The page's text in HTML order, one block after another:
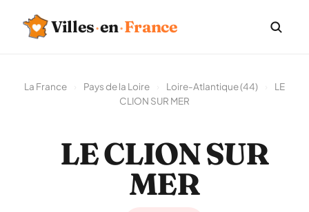
Villes·en·France
La France Pays de la Loire Loire-Atlantique (44)
LE
CLION SUR MER
LE CLION SUR
MER